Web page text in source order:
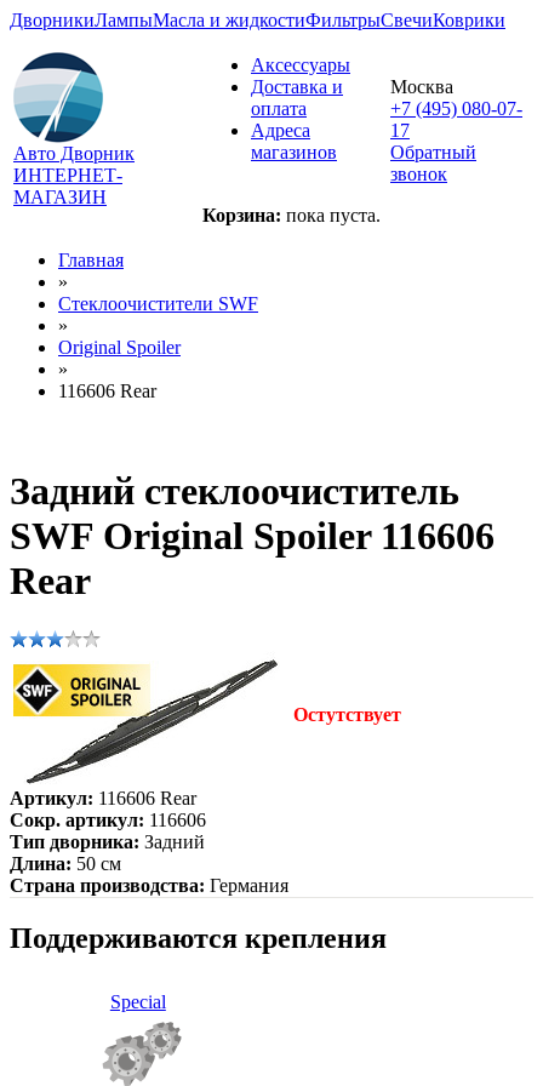
ДворникиЛампыМасла и жидкостиФильтрыСвечиКоврики
Авто Дворник
ИНТЕРНЕТ-
МАГАЗИН
Аксессуары
Доставка и
оплата
Адреса
магазинов
Корзина: пока пуста.
Москва
+7 (495) 080-07-
17
Обратный
звонок
Главная
»
Стеклоочистители SWF
»
Original Spoiler
»
116606 Rear
Задний стеклоочиститель
SWF Original Spoiler 116606
Rear
Остутствует
Артикул: 116606 Rear
Сокр. артикул: 116606
Тип дворника: Задний
Длина: 50 см
Страна производства: Германия
Поддерживаются крепления
Special